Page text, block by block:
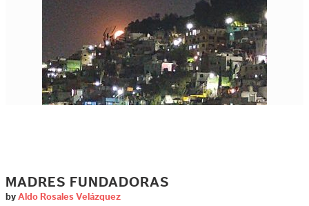
MADRES FUNDADORAS
by Aldo Rosales Velázquez